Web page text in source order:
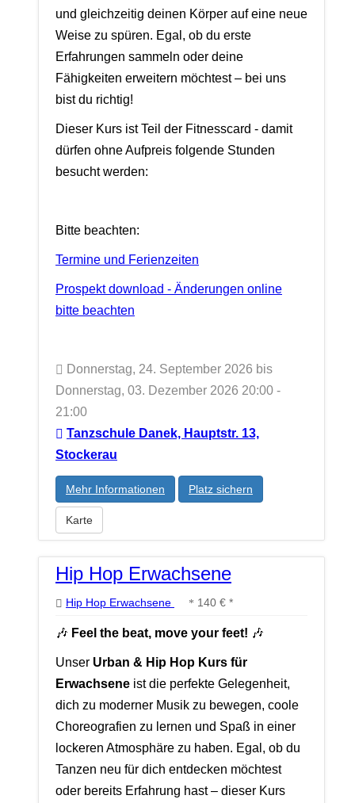
und gleichzeitig deinen Körper auf eine neue
Weise zu spüren. Egal, ob du erste
Erfahrungen sammeln oder deine
Fähigkeiten erweitern möchtest – bei uns
bist du richtig!
Dieser Kurs ist Teil der Fitnesscard - damit
dürfen ohne Aufpreis folgende Stunden
besucht werden:
Bitte beachten:
Termine und Ferienzeiten
Prospekt download - Änderungen online
bitte beachten
Donnerstag, 24. September 2026 bis
Donnerstag, 03. Dezember 2026 20:00 -
21:00
Tanzschule Danek, Hauptstr. 13,
Stockerau
Mehr Informationen Platz sichern
Karte
Hip Hop Erwachsene
Hip Hop Erwachsene 140 € *
🎶 Feel the beat, move your feet! 🎶
Unser Urban & Hip Hop Kurs für
Erwachsene ist die perfekte Gelegenheit,
dich zu moderner Musik zu bewegen, coole
Choreografien zu lernen und Spaß in einer
lockeren Atmosphäre zu haben. Egal, ob du
Tanzen neu für dich entdecken möchtest
oder bereits Erfahrung hast – dieser Kurs